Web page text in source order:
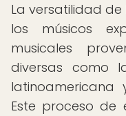
La versatilidad
los músicos
musicales
diversas como
Este proceso de